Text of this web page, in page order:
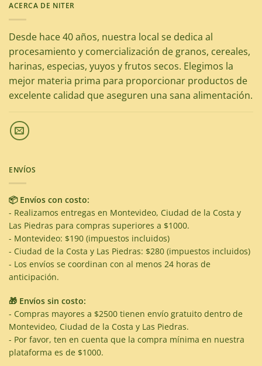
ACERCA DE NITER
Desde hace 40 años, nuestra local se dedica al
procesamiento y comercialización de granos, cereales,
harinas, especias, yuyos y frutos secos. Elegimos la
mejor materia prima para proporcionar productos de
excelente calidad que aseguren una sana alimentación.
ENVÍOS
📦 Envíos con costo:
- Realizamos entregas en Montevideo, Ciudad de la Costa y
Las Piedras para compras superiores a $1000.
- Montevideo: $190 (impuestos incluidos)
- Ciudad de la Costa y Las Piedras: $280 (impuestos incluidos)
- Los envíos se coordinan con al menos 24 horas de
anticipación.
🎁 Envíos sin costo:
- Compras mayores a $2500 tienen envío gratuito dentro de
Montevideo, Ciudad de la Costa y Las Piedras.
- Por favor, ten en cuenta que la compra mínima en nuestra
plataforma es de $1000.